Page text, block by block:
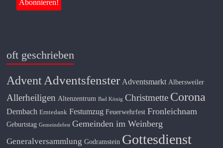
oft geschrieben
Advent Adventsfenster Adventsmarkt Albersweiler
Allerheiligen Altenzentrum Bad König Christmette Corona
Dernbach Erntedank Festumzug Feuerwehrfest Fronleichnam
Geburtstag Gemeindefest Gemeinden im Weinberg
Generalversammlung Godramstein Gottesdienst